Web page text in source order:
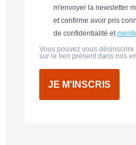
m'envoyer la newsletter
et confirme avoir pris
de confidentialité et
Vous pouvez vous
sur le lien présent dans nos
JE M'INSCRIS